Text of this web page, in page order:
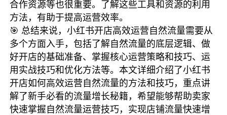
合作资源等也很重要。了解这些工具和资源的利用
方法，有助于提高运营效率。
🎯 总结来说，小红书开店高效运营自然流量需要从
多个方面入手，包括了解自然流量的底层逻辑、做
好开店的基础准备、掌握核心运营策略和技巧、运
用实战技巧和优化方法等。本文详细介绍了小红书
开店如何高效运营自然流量的方法和技巧，重点讲
解了新手必看的流量增长秘籍，希望能够帮助卖家
快速掌握自然流量运营技巧，实现店铺流量快速增